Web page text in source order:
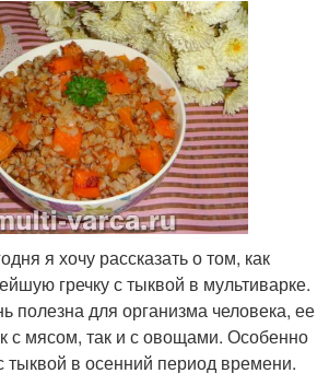
я хочу рассказать о том, как
гречку с тыквой в мультиварке.
полезна для организма человека, ее
с мясом, так и с овощами. Особенно
тыквой в осенний период времени.